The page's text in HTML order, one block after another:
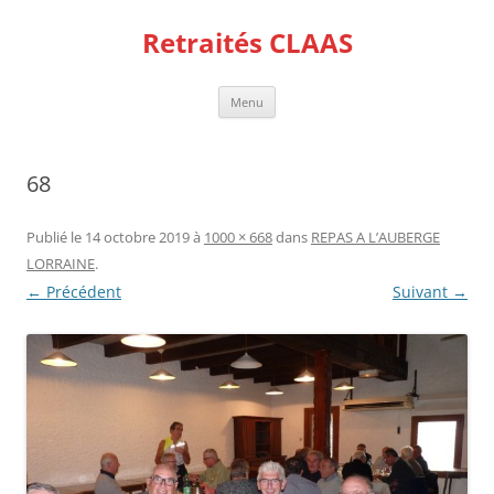
Retraités CLAAS
Menu
68
Publié le 14 octobre 2019à 1000 × 668dans REPAS A L’AUBERGE
LORRAINE.
← Précédent Suivant →